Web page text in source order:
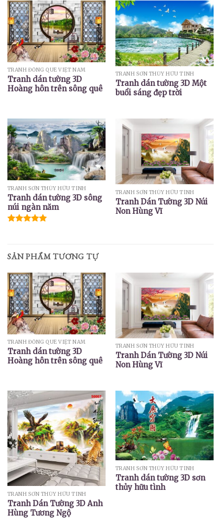
TRANH ĐỒNG QUÊ VIỆT NAM
Tranh dán tường 3D
Hoàng hôn trên sông quê
TRANH SƠN THỦY HỮU TÌNH
Tranh dán tường 3D Một
buổi sáng đẹp trời
TRANH SƠN THỦY HỮU TÌNH
Tranh dán tường 3D sông
núi ngàn năm
TRANH SƠN THỦY HỮU TÌNH
Tranh Dán Tường 3D Núi
Non Hùng Vĩ
SẢN PHẨM TƯƠNG TỰ
TRANH ĐỒNG QUÊ VIỆT NAM
Tranh dán tường 3D
Hoàng hôn trên sông quê
TRANH SƠN THỦY HỮU TÌNH
Tranh Dán Tường 3D Núi
Non Hùng Vĩ
TRANH SƠN THỦY HỮU TÌNH
Tranh Dán Tường 3D Anh
Hùng Tương Ngộ
TRANH SƠN THỦY HỮU TÌNH
Tranh dán tường 3D sơn
thủy hữu tình